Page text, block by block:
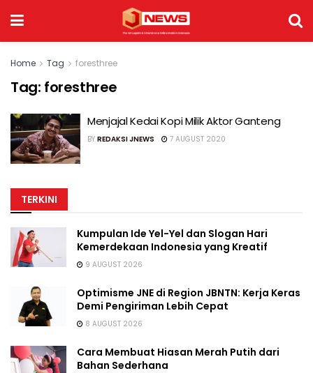
Home Tag foresthree
Tag: foresthree
Menjajal Kedai Kopi Milik Aktor Ganteng
BY REDAKSI JNEWS 7 AUGUST 2020
TERKINI
Kumpulan Ide Yel-Yel dan Slogan Hari
Kemerdekaan Indonesia yang Kreatif
9 AUGUST 2026
Optimisme JNE di Region JBNTN: Kerja Keras
Demi Pengiriman Lebih Cepat
8 AUGUST 2026
Cara Membuat Hiasan Merah Putih dari
Bahan Sederhana